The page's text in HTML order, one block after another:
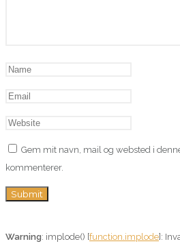
Gem mit navn, mail og websted i
kommenterer.
Warning: implode() [function.implode]: